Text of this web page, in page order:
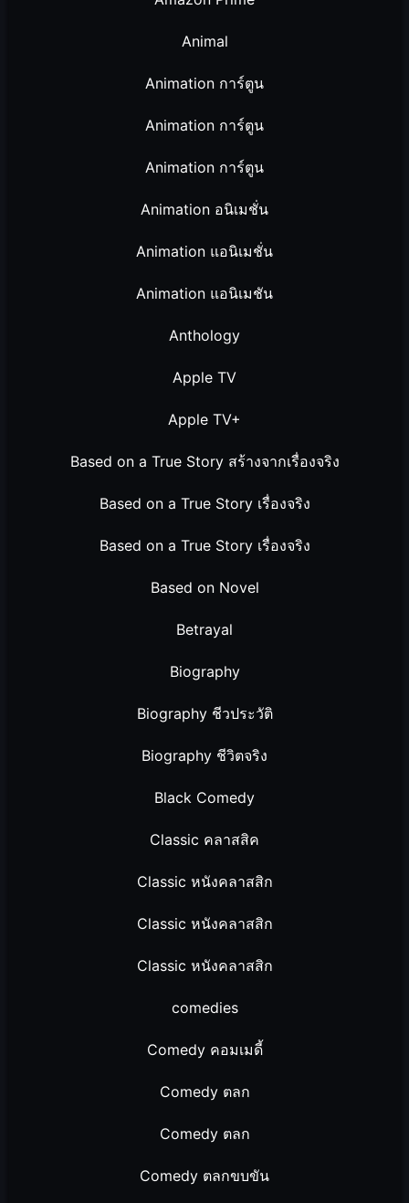
Animal
Animation การ์ตูน
Animation การ์ตูน
Animation การ์ตูน
Animation อนิเมชั่น
Animation แอนิเมชั่น
Animation แอนิเมชัน
Anthology
Apple TV
Apple TV+
Based on a True Story สร้างจากเรื่องจริง
Based on a True Story เรื่องจริง
Based on a True Story เรื่องจริง
Based on Novel
Betrayal
Biography
Biography ชีวประวัติ
Biography ชีวิตจริง
Black Comedy
Classic คลาสสิค
Classic หนังคลาสสิก
Classic หนังคลาสสิก
Classic หนังคลาสสิก
comedies
Comedy คอมเมดี้
Comedy ตลก
Comedy ตลก
Comedy ตลกขบขัน